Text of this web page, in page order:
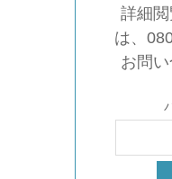
詳細
は、
お問い